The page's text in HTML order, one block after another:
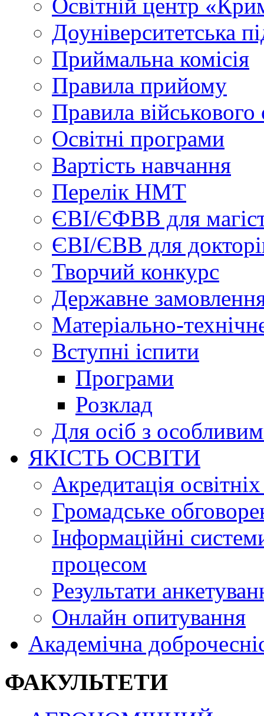
Освітній центр
Доуніверситетська
Приймальна комісія
Правила прийому
Правила військового
Освітні програми
Вартість навчання
Перелік НМТ
ЄВІ/ЄФВВ для
ЄВІ/ЄВВ для
Творчий конкурс
Державне
Матеріально-
Вступні іспити
Програми
Розклад
Для осіб з
ЯКІСТЬ ОСВІТИ
Акредитація
Громадське
Інформаційні
процесом
Результати
Онлайн опитування
Академічна
ФАКУЛЬТЕТИ